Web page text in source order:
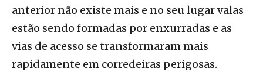
anterior não existe mais e no seu lugar valas
estão sendo formadas por enxurradas e as
vias de acesso se transformaram mais
rapidamente em corredeiras perigosas.